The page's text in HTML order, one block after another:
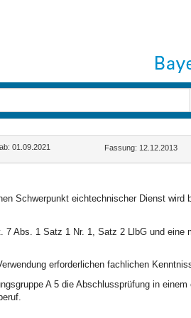
01.09.2021 Fassung: 12.12.2013
Schwerpunkt eichtechnischer Dienst
7 Abs. 1 Satz 1 Nr. 1, Satz 2 LlbG und
erforderlichen fachlichen
A 5 die Abschlussprüfung in